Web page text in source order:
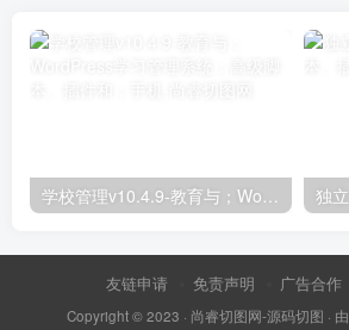
学校管理v10.4.9-教育与；WordPress学习管理系统；高级脚本、插件和；手机
友链申请 免责声明 广告合作
Copyright © 2023 · 尚睿切图网-源码切图 · 由